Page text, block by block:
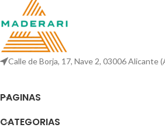
Calle de Borja, 17, Nave 2, 03006 Alicante
PAGINAS
CATEGORIAS